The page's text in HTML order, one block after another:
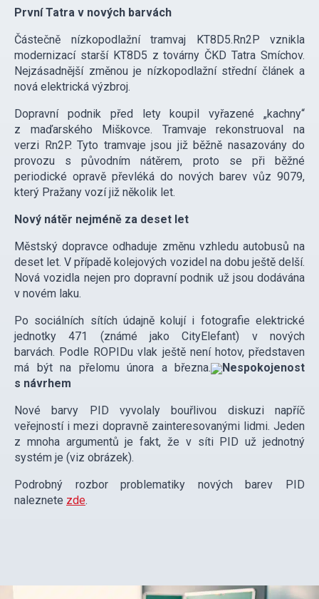
První Tatra v nových barvách
Částečně nízkopodlažní tramvaj KT8D5.Rn2P vznikla
modernizací starší KT8D5 z továrny ČKD Tatra Smíchov.
Nejzásadnější změnou je nízkopodlažní střední článek a
nová elektrická výzbroj.
Dopravní podnik před lety koupil vyřazené „kachny“
z maďarského Miškovce. Tramvaje rekonstruoval na
verzi Rn2P. Tyto tramvaje jsou již běžně nasazovány do
provozu s původním nátěrem, proto se při běžné
periodické opravě převléká do nových barev vůz 9079,
který Pražany vozí již několik let.
Nový nátěr nejméně za deset let
Městský dopravce odhaduje změnu vzhledu autobusů na
deset let. V případě kolejových vozidel na dobu ještě delší.
Nová vozidla nejen pro dopravní podnik už jsou dodávána
v novém laku.
Po sociálních sítích údajně kolují i fotografie elektrické
jednotky 471 (známé jako CityElefant) v nových
barvách. Podle ROPIDu vlak ještě není hotov, představen
má být na přelomu února a března.
Nespokojenost
s návrhem
Nové barvy PID vyvolaly bouřlivou diskuzi napříč
veřejností i mezi dopravně zainteresovanými lidmi. Jeden
z mnoha argumentů je fakt, že v síti PID už jednotný
systém je (viz obrázek).
Podrobný rozbor problematiky nových barev PID
naleznete zde.